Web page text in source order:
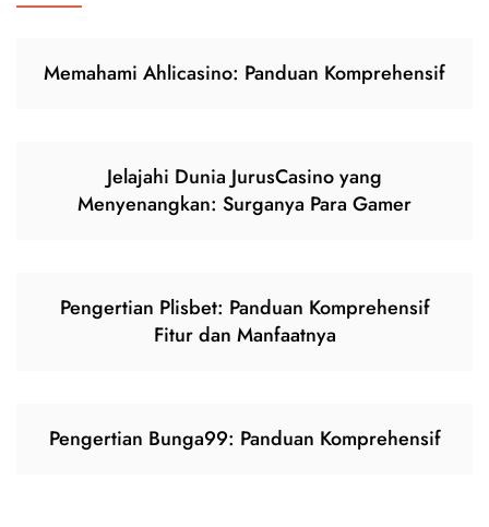
Memahami Ahlicasino: Panduan Komprehensif
Jelajahi Dunia JurusCasino yang
Menyenangkan: Surganya Para Gamer
Pengertian Plisbet: Panduan Komprehensif
Fitur dan Manfaatnya
Pengertian Bunga99: Panduan Komprehensif